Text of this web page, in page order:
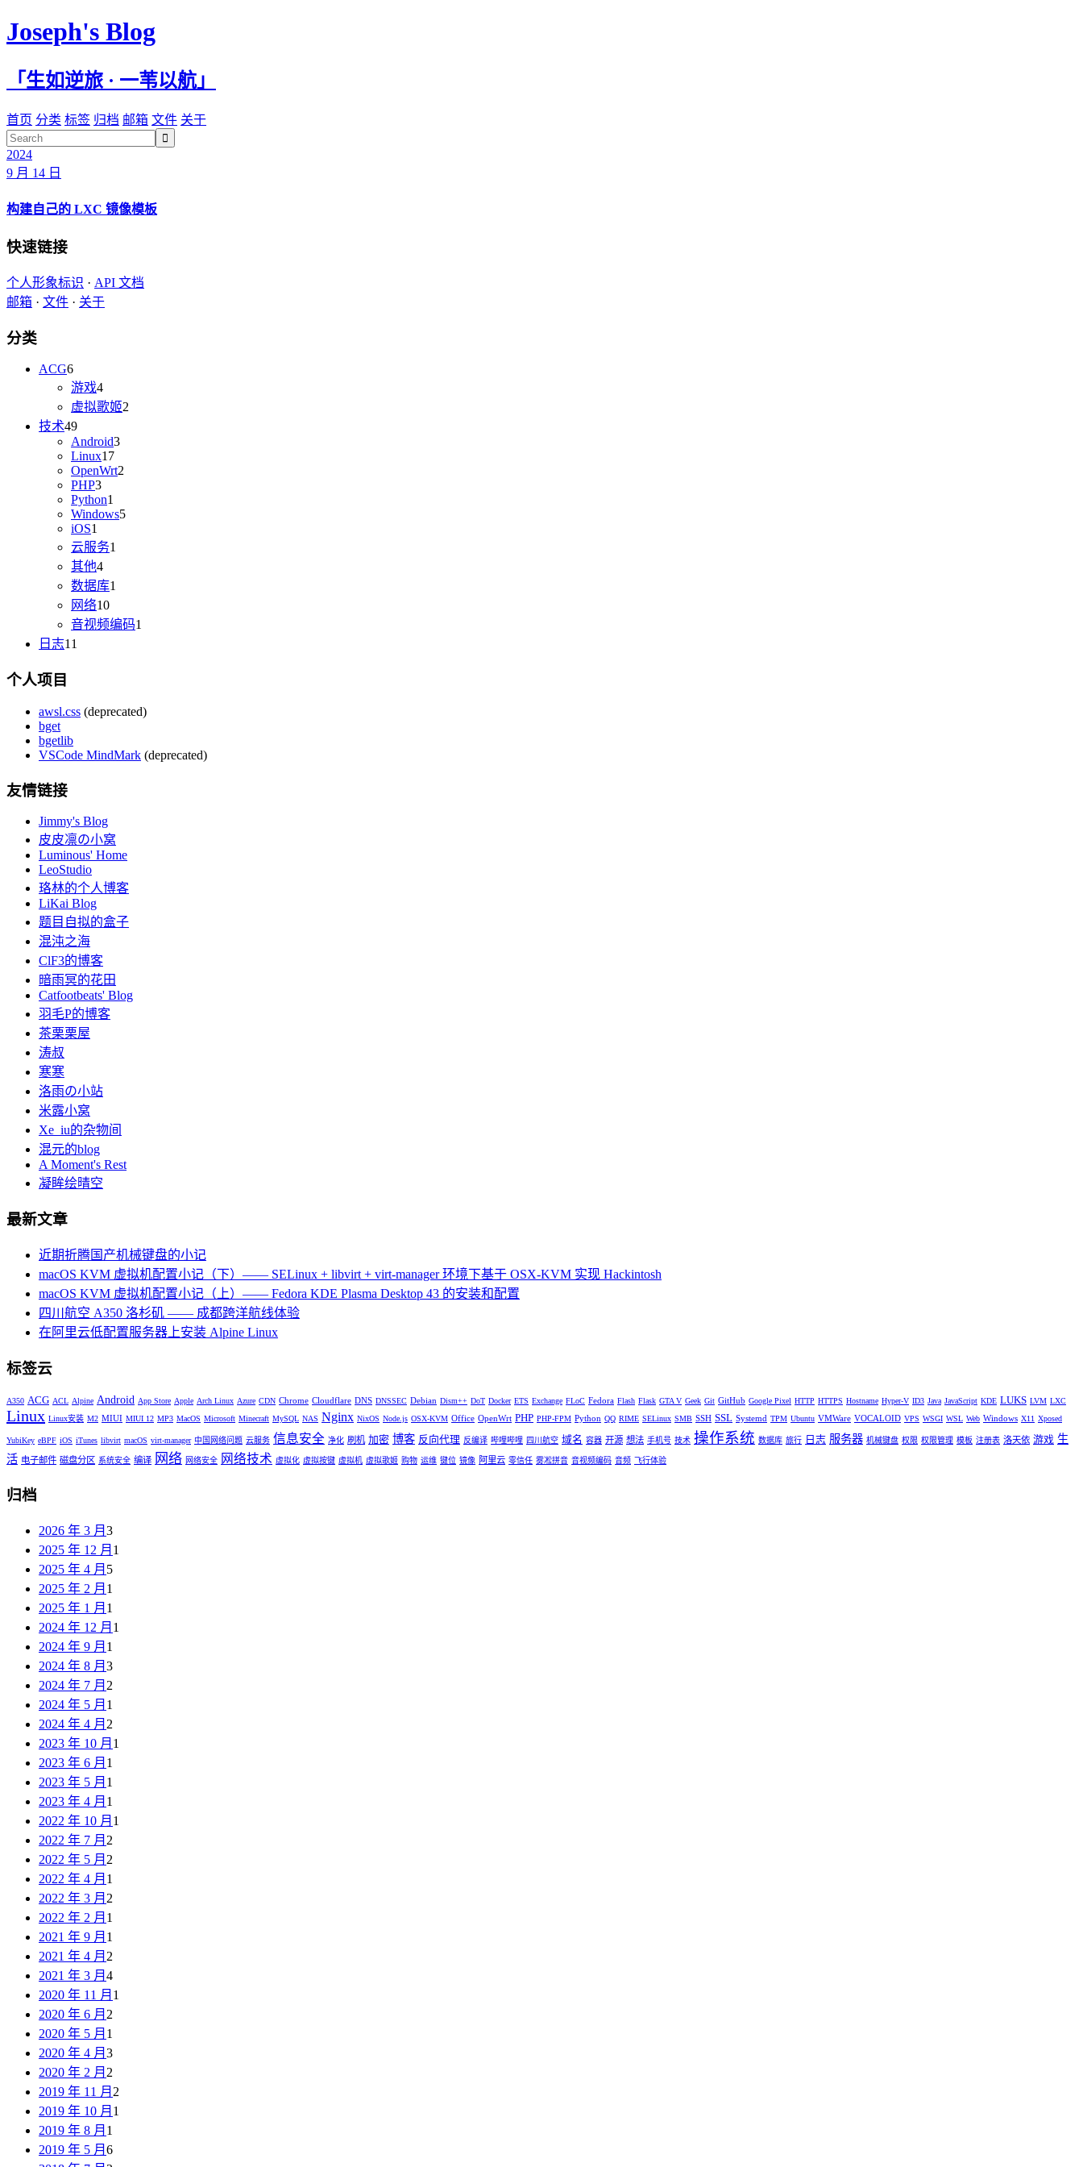
Joseph's Blog
「生如逆旅 · 一苇以航」
首页 分类 标签 归档 邮箱 文件 关于

2024
9 月 14 日
构建自己的 LXC 镜像模板
快速链接
个人形象标识 · API 文档
邮箱 · 文件 · 关于
分类
ACG6
游戏4
虚拟歌姬2
技术49
Android3
Linux17
OpenWrt2
PHP3
Python1
Windows5
iOS1
云服务1
其他4
数据库1
网络10
音视频编码1
日志11
个人项目
awsl.css (deprecated)
bget
bgetlib
VSCode MindMark (deprecated)
友情链接
Jimmy's Blog
皮皮凛の小窝
Luminous' Home
LeoStudio
珞林的个人博客
LiKai Blog
题目自拟的盒子
混沌之海
ClF3的博客
暗雨冥的花田
Catfootbeats' Blog
羽毛P的博客
茶栗栗屋
涛叔
寒寒
洛雨の小站
米露小窝
Xe_iu的杂物间
混元的blog
A Moment's Rest
凝眸绘晴空
最新文章
近期折腾国产机械键盘的小记
macOS KVM 虚拟机配置小记（下）—— SELinux + libvirt + virt-manager 环境下基于 OSX-KVM 实现 Hackintosh
macOS KVM 虚拟机配置小记（上）—— Fedora KDE Plasma Desktop 43 的安装和配置
四川航空 A350 洛杉矶 —— 成都跨洋航线体验
在阿里云低配置服务器上安装 Alpine Linux
标签云
A350 ACG ACL Alpine Android App Store Apple Arch Linux Azure CDN Chrome Cloudflare DNS DNSSEC Debian Dism++ DoT Docker ETS Exchange FLoC Fedora Flash Flask GTA V Geek Git GitHub Google Pixel HTTP HTTPS Hostname Hyper-V ID3 Java JavaScript KDE LUKS LVM LXC
Linux Linux安装 M2 MIUI MIUI 12 MP3 MacOS Microsoft Minecraft MySQL NAS Nginx NixOS Node.js OSX-KVM Office OpenWrt PHP PHP-FPM Python QQ RIME SELinux SMB SSH SSL Systemd TPM Ubuntu VMWare VOCALOID VPS WSGI WSL Web Windows X11 Xposed
YubiKey eBPF iOS iTunes libvirt macOS virt-manager 中国网络问题 云服务 信息安全 净化 刷机 加密 博客 反向代理 反编译 哔哩哔哩 四川航空 域名 容器 开源 想法 手机号 技术 操作系统 数据库 旅行 日志 服务器 机械键盘 权限 权限管理 模板 注册表 洛天依 游戏 生
活 电子邮件 磁盘分区 系统安全 编译 网络 网络安全 网络技术 虚拟化 虚拟按键 虚拟机 虚拟歌姬 购物 运维 键位 镜像 阿里云 零信任 雾凇拼音 音视频编码 音频 飞行体验
归档
2026 年 3 月 3
2025 年 12 月 1
2025 年 4 月 5
2025 年 2 月 1
2025 年 1 月 1
2024 年 12 月 1
2024 年 9 月 1
2024 年 8 月 3
2024 年 7 月 2
2024 年 5 月 1
2024 年 4 月 2
2023 年 10 月 1
2023 年 6 月 1
2023 年 5 月 1
2023 年 4 月 1
2022 年 10 月 1
2022 年 7 月 2
2022 年 5 月 2
2022 年 4 月 1
2022 年 3 月 2
2022 年 2 月 1
2021 年 9 月 1
2021 年 4 月 2
2021 年 3 月 4
2020 年 11 月 1
2020 年 6 月 2
2020 年 5 月 1
2020 年 4 月 3
2020 年 2 月 2
2019 年 11 月 2
2019 年 10 月 1
2019 年 8 月 1
2019 年 5 月 6